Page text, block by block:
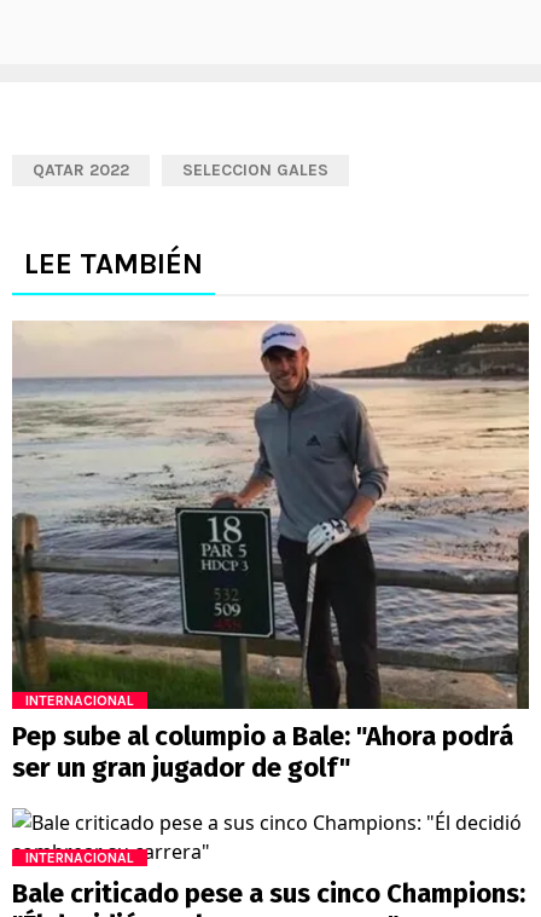
QATAR 2022 SELECCION GALES
LEE TAMBIÉN
INTERNACIONAL
Pep sube al columpio a Bale: "Ahora podrá
ser un gran jugador de golf"
INTERNACIONAL
Bale criticado pese a sus cinco Champions: